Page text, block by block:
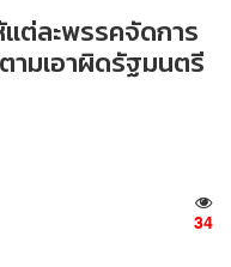
ต่ละพรรคจัดการ
ามเอาผิดรัฐมนตรี
34